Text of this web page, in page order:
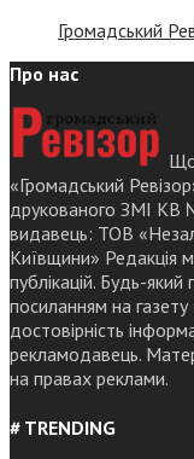
Громадський
Про нас
«Громадський
друкованого ЗМІ КВ
видавець: ТОВ
Київщини» Редакція
публікацій. Будь-
посиланням на газету
достовірність
рекламодавець.
на правах реклами.
# TRENDING